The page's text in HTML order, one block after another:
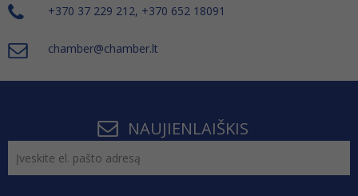
+370 37 229 212, +370 652 18091
chamber@chamber.lt
NAUJIENLAIŠKIS